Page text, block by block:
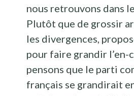
nous retrouvons dans
Plutôt que de grossir
les divergences,
pour faire grandir l’en-
pensons que le parti
français se grandirait